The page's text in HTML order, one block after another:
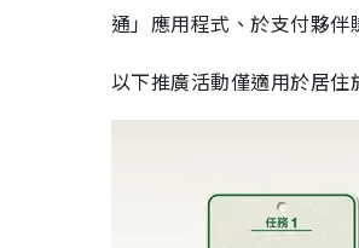
通」應用程式、於支付夥伴
以下推廣活動僅適用於居